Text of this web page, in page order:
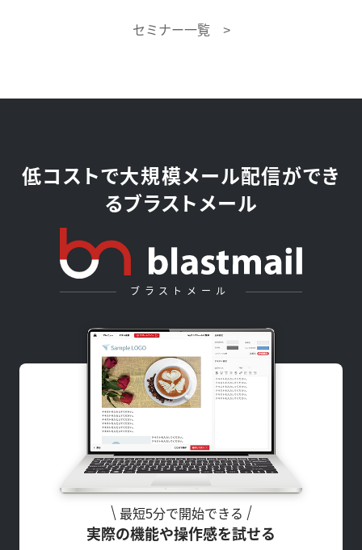
セミナー一覧 >
低コストで大規模メール配信ができ
るブラストメール
ブラストメール
最短5分で開始できる
実際の機能や操作感を試せる